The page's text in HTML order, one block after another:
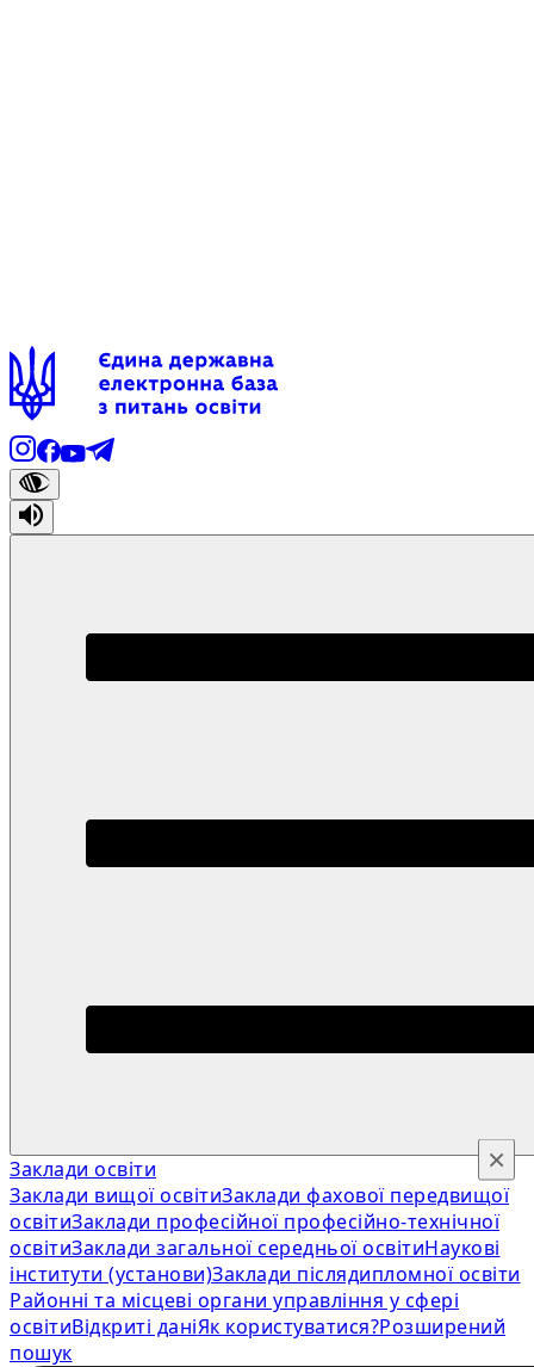
Заклади освіти
Заклади вищої освітиЗаклади фахової передвищої
освітиЗаклади професійної професійно-технічної
освітиЗаклади загальної середньої освітиНаукові
інститути (установи)Заклади післядипломної освіти
Районні та місцеві органи управління у сфері
освітиВідкриті даніЯк користуватися?Розширений
пошук
×